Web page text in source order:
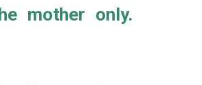
mother only.